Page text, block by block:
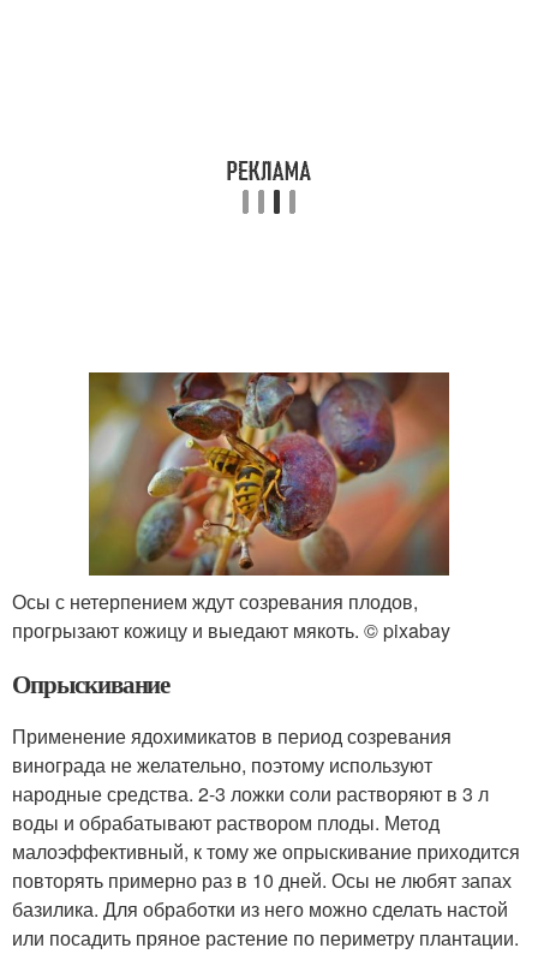
Осы с нетерпением ждут созревания плодов,
прогрызают кожицу и выедают мякоть. © pixabay
Опрыскивание
Применение ядохимикатов в период созревания
винограда не желательно, поэтому используют
народные средства. 2-3 ложки соли растворяют в 3 л
воды и обрабатывают раствором плоды. Метод
малоэффективный, к тому же опрыскивание приходится
повторять примерно раз в 10 дней. Осы не любят запах
базилика. Для обработки из него можно сделать настой
или посадить пряное растение по периметру плантации.